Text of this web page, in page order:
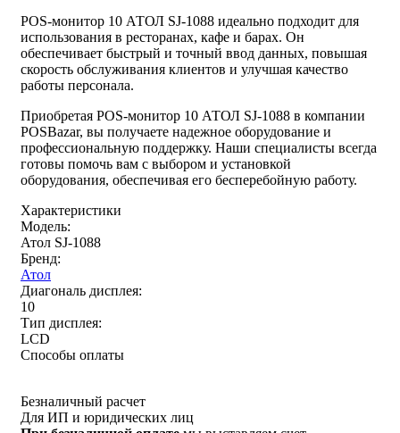
POS-монитор 10 АТОЛ SJ-1088 идеально подходит для
использования в ресторанах, кафе и барах. Он
обеспечивает быстрый и точный ввод данных, повышая
скорость обслуживания клиентов и улучшая качество
работы персонала.
Приобретая POS-монитор 10 АТОЛ SJ-1088 в компании
POSBazar, вы получаете надежное оборудование и
профессиональную поддержку. Наши специалисты всегда
готовы помочь вам с выбором и установкой
оборудования, обеспечивая его бесперебойную работу.
Характеристики
Модель:
Атол SJ-1088
Бренд:
Атол
Диагональ дисплея:
10
Тип дисплея:
LCD
Способы оплаты
Безналичный расчет
Для ИП и юридических лиц